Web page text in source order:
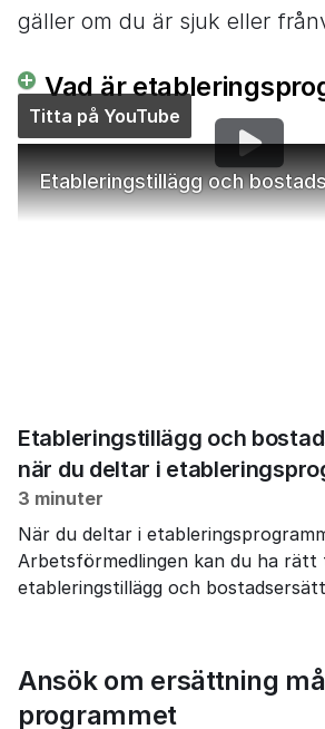
gäller om du är sjuk eller
Vad är
Titta på YouTube
Etableringstillägg och
när du deltar i
3 minuter
När du deltar i
Arbetsförmedlingen kan du ha rätt
etableringstillägg och
Ansök om ersättning
programmet